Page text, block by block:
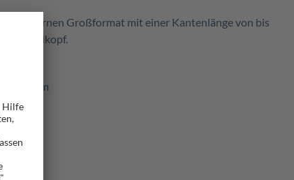
modernen Großformat mit einer Kantenlänge von bis
Schneidkopf.
848 mm